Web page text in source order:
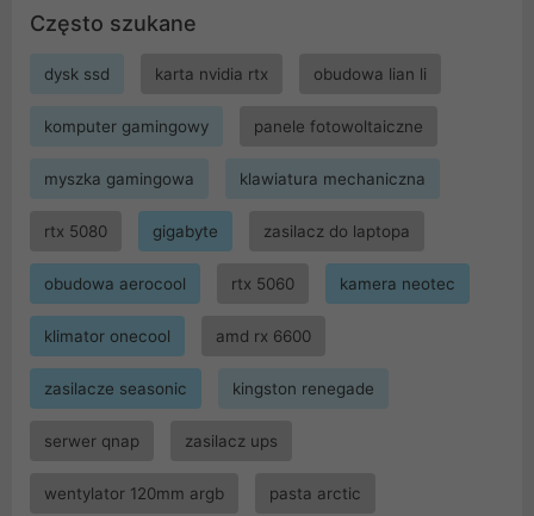
Często szukane
dysk ssd karta nvidia rtx obudowa lian li
komputer gamingowy panele fotowoltaiczne
myszka gamingowa klawiatura mechaniczna
rtx 5080 gigabyte zasilacz do laptopa
obudowa aerocool rtx 5060 kamera neotec
klimator onecool amd rx 6600
zasilacze seasonic kingston renegade
serwer qnap zasilacz ups
wentylator 120mm argb pasta arctic